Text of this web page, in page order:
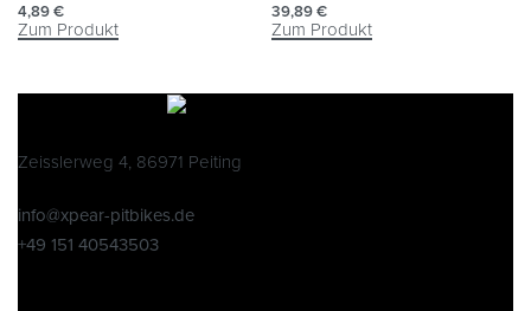
4,89€
Zum Produkt
39,89€
Zum Produkt
Zeisslerweg 4, 86971 Peiting
info@xpear-pitbikes.de
+49 151 40543503